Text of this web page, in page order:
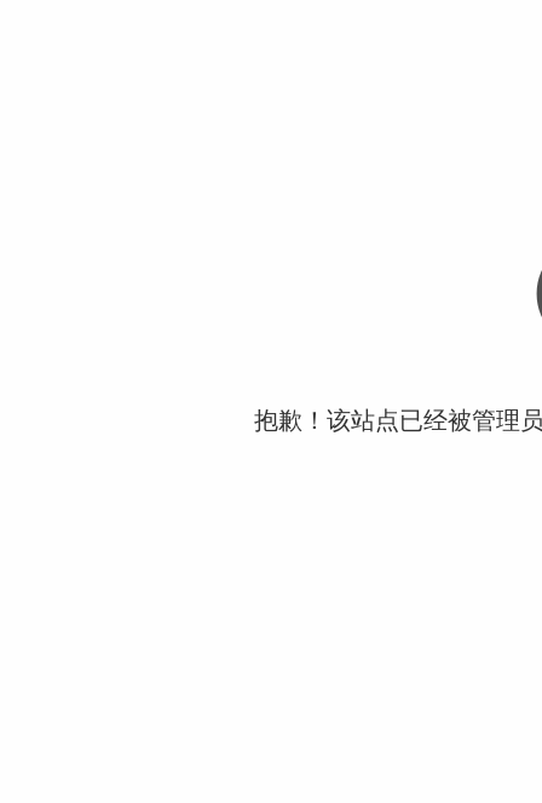
抱歉！该站点已经被管理